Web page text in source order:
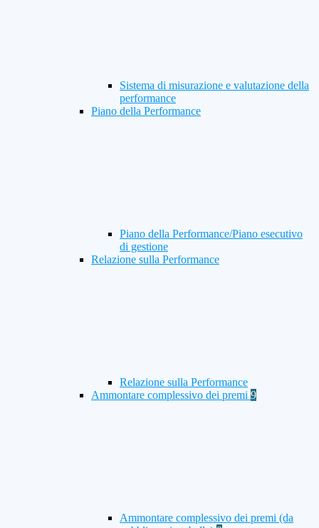
Sistema di misurazione e valutazione della
performance
Piano della Performance
Piano della Performance/Piano esecutivo
di gestione
Relazione sulla Performance
Relazione sulla Performance
Ammontare complessivo dei premi 9
Ammontare complessivo dei premi (da